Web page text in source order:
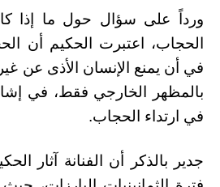
ورداً على سؤال حول ما إذا
الحجاب، اعتبرت الحكيم أن
في أن يمنع الإنسان الأذى عن
بالمظهر الخارجي فقط، في
في ارتداء الحجاب.
جدير بالذكر أن الفنانة آثار